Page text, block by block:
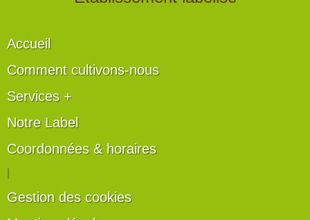
Accueil
Comment cultivons-nous
Services +
Notre Label
Coordonnées & horaires
Gestion des cookies